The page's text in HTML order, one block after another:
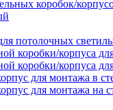
коробок/
потолочных
коробки/корпуса
коробки/корпуса
для монтажа в
для монтажа на